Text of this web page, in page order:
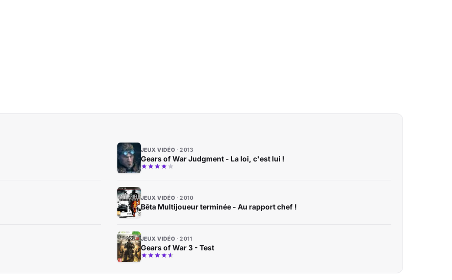
JEUX VIDÉO 2013
Gears of War Judgment - La loi, c'est lui !
JEUX VIDÉO 2010
Bêta Multijoueur terminée - Au rapport chef !
JEUX VIDÉO 2011
Gears of War 3 - Test